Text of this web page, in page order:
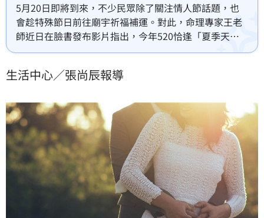
5月20日即將到來，不少民眾除了關注情人節話題，也
會趁特殊節日前往廟宇祈福補運。對此，命理專家王老
師近日在臉書發布影片指出，今年520恰逢「夏季天赦
日」，加上與文殊菩薩聖誕為同一天，被視為數十年難
開啟財運與事業運勢。
生活中心／張尚辰報導